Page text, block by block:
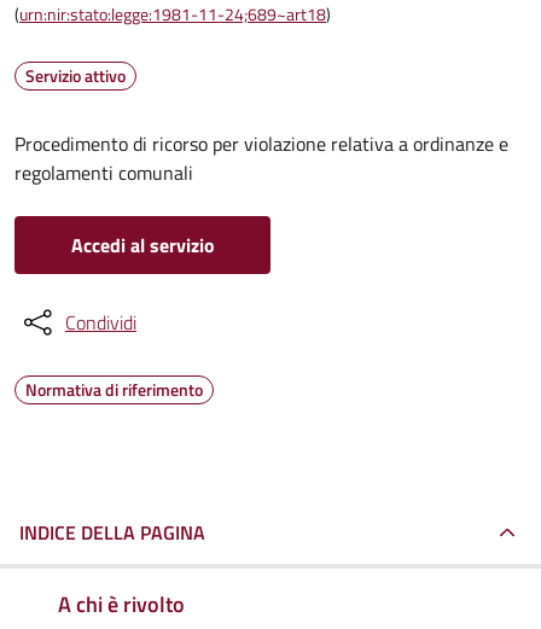
(urn:nir:stato:legge:1981-11-24;689~art18)
Servizio attivo
Procedimento di ricorso per violazione relativa a ordinanze e
regolamenti comunali
Accedi al servizio
Condividi
Normativa di riferimento
INDICE DELLA PAGINA
A chi è rivolto